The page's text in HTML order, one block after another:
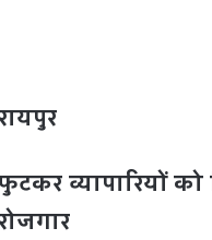
व्यापारियों